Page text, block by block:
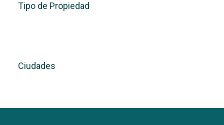
Tipo de Propiedad
Ciudades